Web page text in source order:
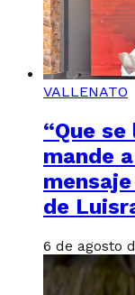
VALLENATO
“Que
mande
de
6 de agosto